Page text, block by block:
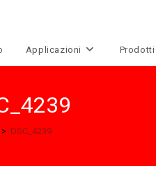
Applicazioni Prodotti
> DSC_4239